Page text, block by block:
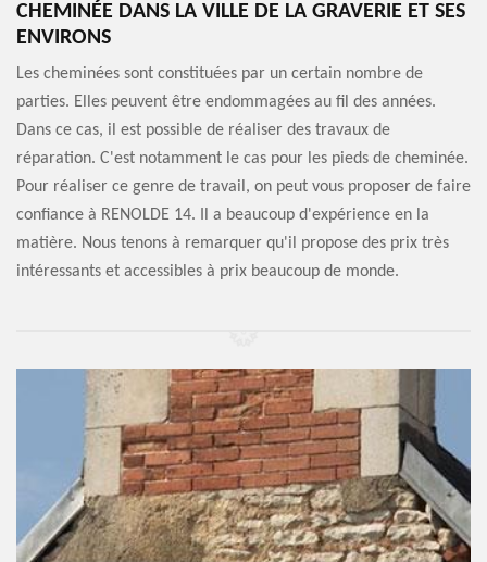
CHEMINÉE DANS LA VILLE DE LA GRAVERIE ET SES
ENVIRONS
Les cheminées sont constituées par un certain nombre de
parties. Elles peuvent être endommagées au fil des années.
Dans ce cas, il est possible de réaliser des travaux de
réparation. C'est notamment le cas pour les pieds de cheminée.
Pour réaliser ce genre de travail, on peut vous proposer de faire
confiance à RENOLDE 14. Il a beaucoup d'expérience en la
matière. Nous tenons à remarquer qu'il propose des prix très
intéressants et accessibles à prix beaucoup de monde.